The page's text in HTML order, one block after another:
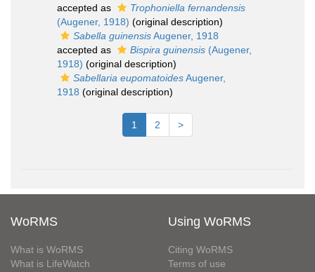
accepted as
Trophoniella fernandensis
(Augener, 1918) (original description)
Sabella guinensisAugener, 1918
accepted as
Bispira guinensis (Augener,
1918) (original description)
Sabellaria eupomatoidesAugener,
1918 (original description)
1 2 >
WoRMS
What is WoRMS
What is LifeWatch
Using WoRMS
Citing WoRMS
Terms of use